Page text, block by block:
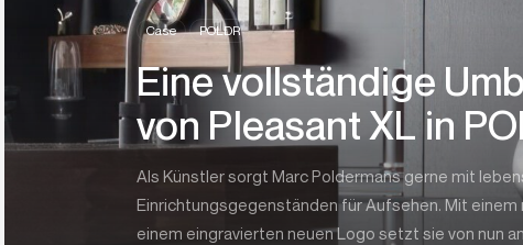
Case POLDR
Eine vollständige
von Pleasant XL in
Als Künstler sorgt Marc Poldermans gerne mit
Einrichtungsgegenständen für Aufsehen. Mit einem
einem eingravierten neuen Logo setzt sie von nun